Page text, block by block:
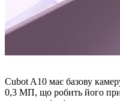
Cubot A10 має базову
0,3 МП, що робить його